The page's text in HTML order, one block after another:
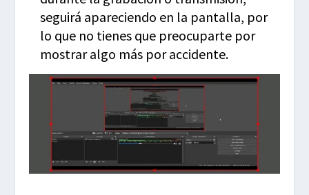
seguirá apareciendo en la pantalla, por
lo que no tienes que preocuparte por
mostrar algo más por accidente.